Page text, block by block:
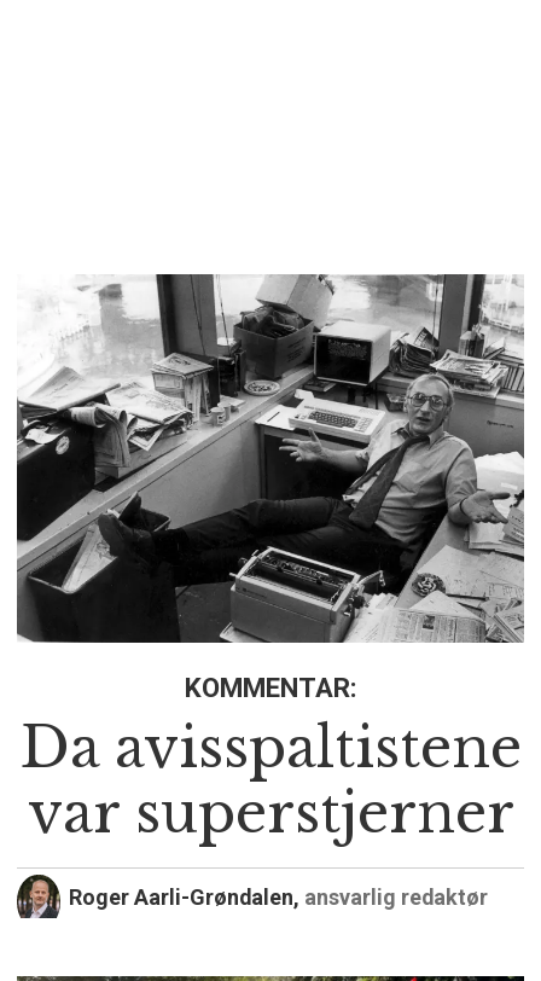
KOMMENTAR:
Da avisspaltistene
var superstjerner
Roger Aarli-Grøndalen, ansvarlig redaktør